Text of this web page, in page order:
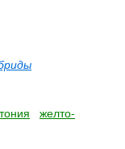
желто-